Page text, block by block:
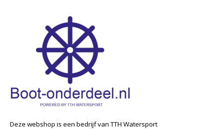
Deze webshop is een bedrijf van TTH Watersport